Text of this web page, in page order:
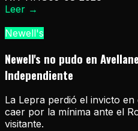
Leer →
Newell's
Newell's no pudo en
Independiente
La Lepra perdió el invicto
caer por la mínima ante el
visitante.